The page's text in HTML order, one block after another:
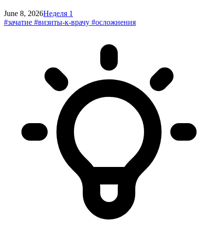
June 8, 2026Неделя 1
#зачатие #визиты-к-врачу #осложнения